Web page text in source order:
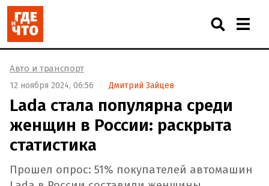
Авто и транспорт
12 ноября 2024, 06:56 Дмитрий Зайцев
Lada стала популярна среди
женщин в России: раскрыта
статистика
Прошел опрос: 51% покупателей автомашин